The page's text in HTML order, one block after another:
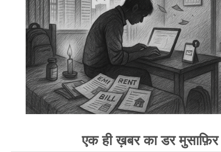
एक ही ख़बर का डर मुसाफ़िर